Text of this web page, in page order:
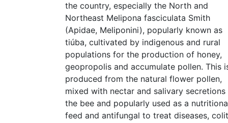
the country, especially the North and
Northeast Melipona fasciculata Smith
(Apidae, Meliponini), popularly known as
tiúba, cultivated by indigenous and rural
populations for the production of honey,
geopropolis and accumulate pollen. This
produced from the natural flower pollen,
mixed with nectar and salivary
the bee and popularly used as a
feed and antifungal to treat diseases,